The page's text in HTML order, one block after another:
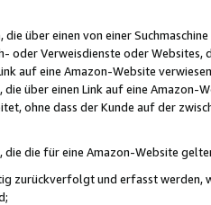
über einen von einer
oder Verweisdienste oder Websites,
auf eine Amazon-Website
über einen Link auf eine
ohne dass der Kunde auf der
die für eine Amazon-Website
zurückverfolgt und erfasst werden,